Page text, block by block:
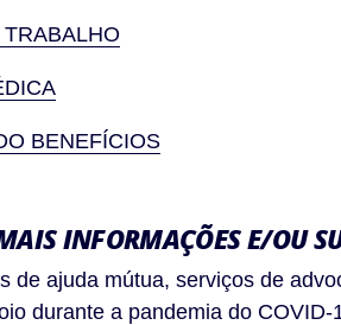
BENEFÍCIOS
INFORMAÇÕES E/OU
de ajuda mútua, serviços de
durante a pandemia do COVID-